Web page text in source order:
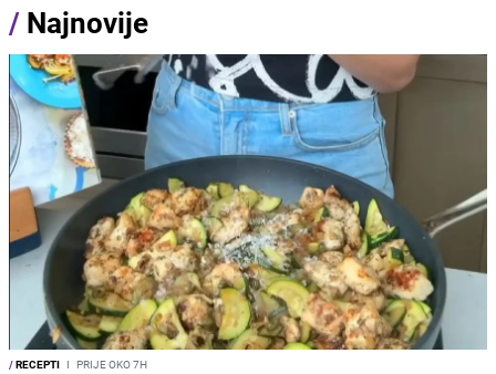
/ Najnovije
/RECEPTI I PRIJE OKO 7H